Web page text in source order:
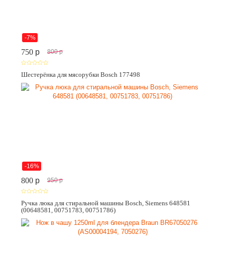
-7%
750 p 800 p
Шестерёнка для мясорубки Bosch 177498
-16%
800 p 950 p
Ручка люка для стиральной машины Bosch, Siemens 648581
(00648581, 00751783, 00751786)